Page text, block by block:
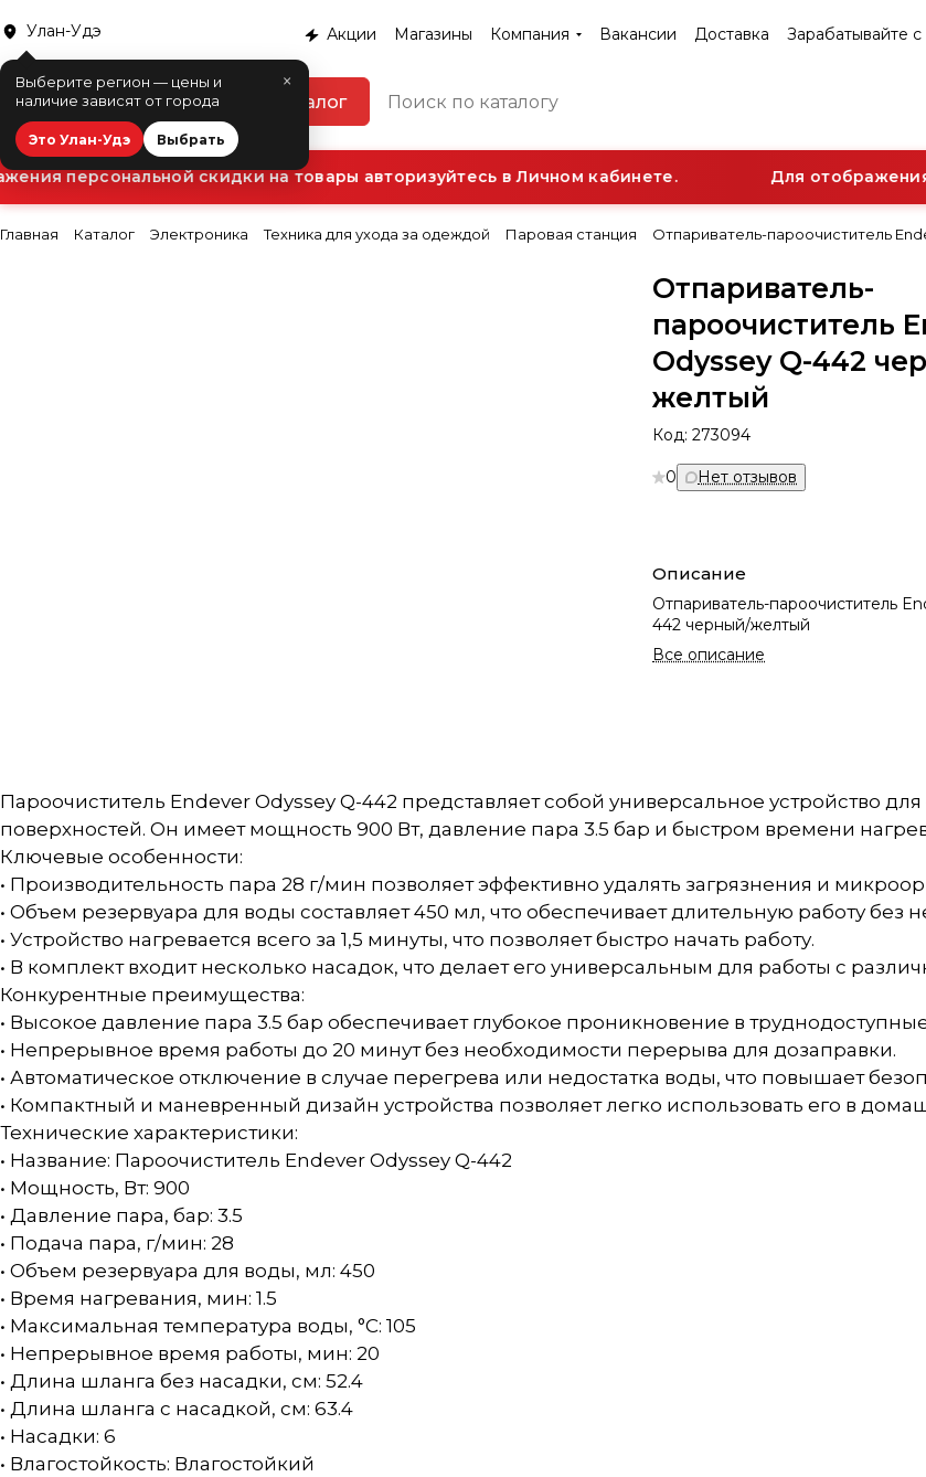
Улан-Удэ
×
Выберите регион — цены и
наличие зависят от города
Это Улан-Удэ Выбрать
Акции Магазины Компания Вакансии Доставка Зарабатывайте
Каталог
персональной скидки на товары авторизуйтесь в Личном кабинете. Для
Главная Каталог Электроника Техника для ухода за одеждой Паровая станция Отпариватель-пароочиститель
Отпариватель-
пароочиститель
Odyssey Q-442
желтый
Код:273094
0 Нет отзывов
Описание
Отпариватель-пароочиститель
442 черный/желтый
Все описание
Пароочиститель Endever Odyssey Q-442 представляет собой универсальное устройство
поверхностей. Он имеет мощность 900 Вт, давление пара 3.5 бар и быстром времени
Ключевые особенности:
• Производительность пара 28 г/мин позволяет эффективно удалять загрязнения и
• Объем резервуара для воды составляет 450 мл, что обеспечивает длительную работу без
• Устройство нагревается всего за 1,5 минуты, что позволяет быстро начать работу.
• В комплект входит несколько насадок, что делает его универсальным для работы с
Конкурентные преимущества:
• Высокое давление пара 3.5 бар обеспечивает глубокое проникновение в
• Непрерывное время работы до 20 минут без необходимости перерыва для дозаправки.
• Автоматическое отключение в случае перегрева или недостатка воды, что повышает
• Компактный и маневренный дизайн устройства позволяет легко использовать его в
Технические характеристики:
• Название: Пароочиститель Endever Odyssey Q-442
• Мощность, Вт: 900
• Давление пара, бар: 3.5
• Подача пара, г/мин: 28
• Объем резервуара для воды, мл: 450
• Время нагревания, мин: 1.5
• Максимальная температура воды, °C: 105
• Непрерывное время работы, мин: 20
• Длина шланга без насадки, см: 52.4
• Длина шланга с насадкой, см: 63.4
• Насадки: 6
• Влагостойкость: Влагостойкий